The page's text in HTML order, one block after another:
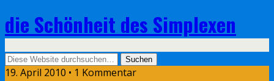
die Schönheit des Simplexen
19. April 2010 • 1 Kommentar